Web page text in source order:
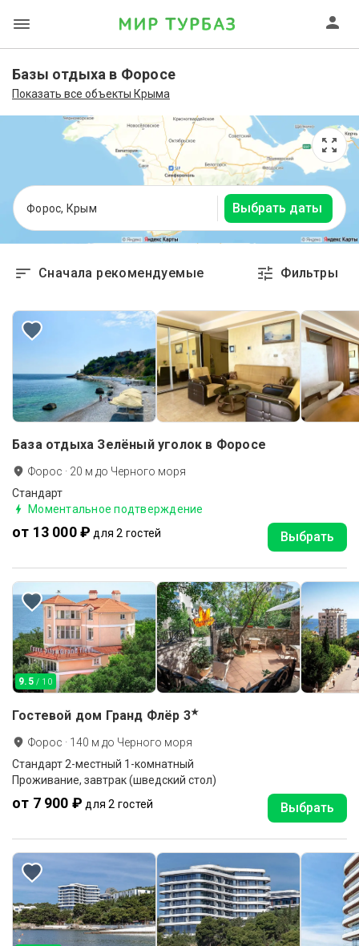
Базы отдыха в Форосе
Показать все объекты Крыма
Форос, Крым Выбрать даты
Сначала рекомендуемые Фильтры
База отдыха Зелёный уголок в Форосе
Форос · 20 м до Черного моря
Стандарт
Моментальное подтверждение
от 13 000 ₽ для 2 гостей Выбрать
9.5 / 10
Гостевой дом Гранд Флёр 3★
Форос · 140 м до Черного моря
Стандарт 2-местный 1-комнатный
Проживание, завтрак (шведский стол)
от 7 900 ₽ для 2 гостей Выбрать